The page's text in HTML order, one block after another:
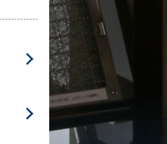
平織金網
平織金網網目一覧表
綾織金網
綾織金網網目一覧表
特殊線材メッシュ網
マグネステン
マグネステン 金
平畳織金網
綾畳織金網
クリンプ織金網
ロッククリンプ織金
フラットトップ織金
(滑面式金網)
トンキャップ織金網
(長目金網)
タイロッド織金網
振動篩用金網につい
JIS試験用ふるい
ワイヤーネットコン
菱形金網
亀甲金網
装飾用織金網
ワイヤーゲージ（線
織金網加工品
金型パターン
在庫リスト
造粒機及び粉砕機用
遠心分離機用
スーパーパンチング
SUPER PUNCHING™
スーパーパンチング
標準金型リスト
スーパーパンチング
在庫リスト
ODSサニタリース
二相ステンレス鋼パ
メタル™
耐摩耗鋼板HARDOX®
エンボス・ディンプ
樹脂パンチング™
（プラスチックパン
セレクト カラー・
樹脂パンチング™（
オーダーシート
CFRTP
（炭素繊維強化熱可
脂）
大開孔率パンチング
（X-OPEN AREA
PUNCHING）
C.G.P/コンピュータ
グラフィックパン
開孔率自動計算(%)
重量自動計算(kg)
パンチングメタル加